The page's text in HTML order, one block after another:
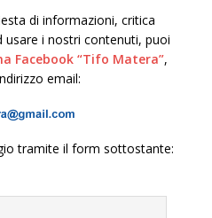
di informazioni, critica
i nostri contenuti, puoi
Facebook “Tifo Matera”,
email:
tramite il form sottostante: